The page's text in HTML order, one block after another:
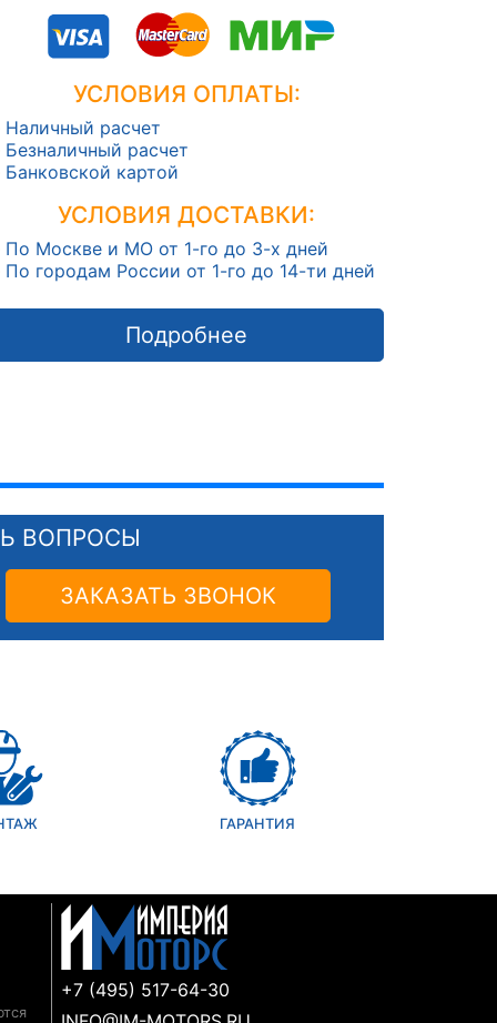
УСЛОВИЯ ОПЛАТЫ:
Наличный расчет
Безналичный расчет
Банковской картой
УСЛОВИЯ ДОСТАВКИ:
По Москве и МО от 1-го до 3-х дней
По городам России от 1-го до 14-ти дней
Подробнее
ВОПРОСЫ
ЗАКАЗАТЬ ЗВОНОК
ГАРАНТИЯ
+7 (495) 517-64-30